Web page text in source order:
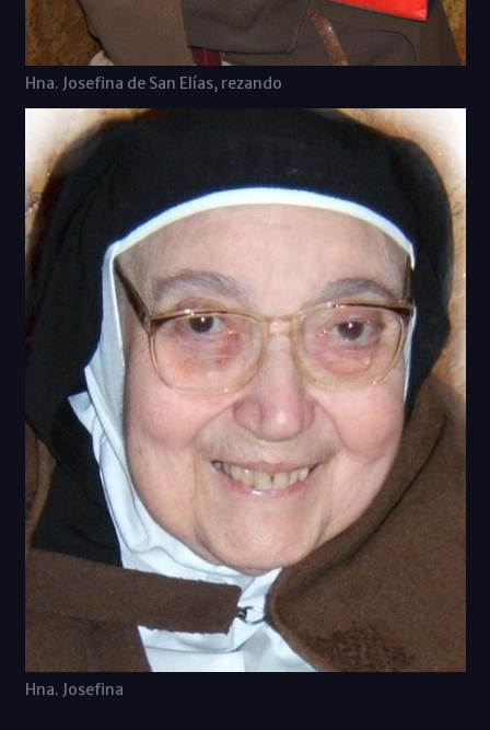
Hna. Josefina de San Elías, rezando
Hna. Josefina